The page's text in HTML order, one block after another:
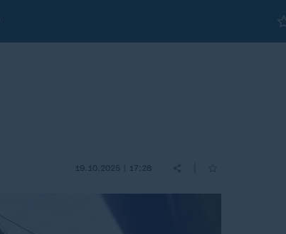
19.10.2025 | 17:28